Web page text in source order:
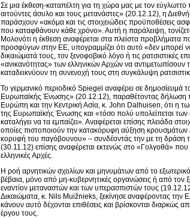
Σε μια έκθεση-καταπέλτη για τη χώρα μας με τον
αιτούντες άσυλο και τους μετανάστες» (20.12.12), η
παράσχουν «ακόμα και τις στοιχειώδεις προϋποθέσεις
που καταφθάνουν κάθε χρόνο». Αυτή η παράλειψη,
Μολονότι η έκθεση αναφέρεται στα πλείστα προβλήματα
προσφύγων στην ΕΕ, υπογραμμίζει ότι αυτό «δεν μπορεί
δικαιώματά τους, τον ξενοφοβικό λόγο ή τις ρατσιστικές
«ανικανότητας» των ελληνικών Αρχών να αντιμετωπίσουν
καταδεικνύουν τη συνενοχή τους στη συγκάλυψη
Το γερμανικό περιοδικό Spiegel αναφέρει σε δημοσίευμά
Ευρωπαϊκής Ένωσης» (20.12.12), παραθέτοντας δήλωση
Ευρώπη και την Κεντρική Ασία, κ. John Dalhuisen, ότι η
της Ευρωπαϊκής Ένωσης και «τόσο πολύ υπολείπεται
καταλήγει να τα εμπαίζει». Αναφέρεται επίσης πλειάδα
οποίες πιστοποιούν την κατακόρυφη αύξηση
κορυφή του παγόβουνου» – συνδέοντάς την με τη δράση
(30.11.12) επίσης αναφέρεται εκτενώς στο «Γολγοθά»
ελληνικές Αρχές.
Η ροή αρνητικών σχολίων και μηνυμάτων από το
βέβαια, μόνο από μη-κυβερνητικές οργανώσεις ή από
εναντίον μεταναστών και των υπερασπιστών τους
Δικαιώματα, κ. Nils Muižnieks, ξεκίνησε αναφέροντας την
κάνουν αυτό δέχονται επιθέσεις και βρίσκονται διαρκώς
έργου τους.